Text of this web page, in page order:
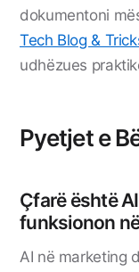
dokumentoni
Tech Blog &
udhëzues
Pyetjet e
Çfarë është
funksionon
AI në marketing